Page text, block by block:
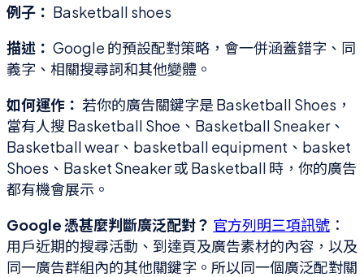
例子： Basketball shoes
描述： Google 的預設配對策略，會一併涵蓋錯字、同
義字、相關搜尋詞和其他變體。
如何運作： 若你的廣告關鍵字是 Basketball Shoes，
當有人搜 Basketball Shoe、Basketball Sneaker、
Basketball wear、basketball equipment、basket
Shoes、Basket Sneaker 或 Basketball 時，你的廣告
都有機會展示。
Google 憑甚麼判斷廣泛配對？ 官方列明三項訊號 ：
用戶近期的搜尋活動、到達頁及廣告素材的內容，以及
同一廣告群組內的其他關鍵字。所以同一個廣泛配對關